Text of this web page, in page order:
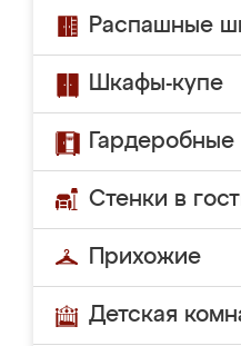
Распашные
Шкафы-купе
Гардеробные
Стенки в
Прихожие
Детская